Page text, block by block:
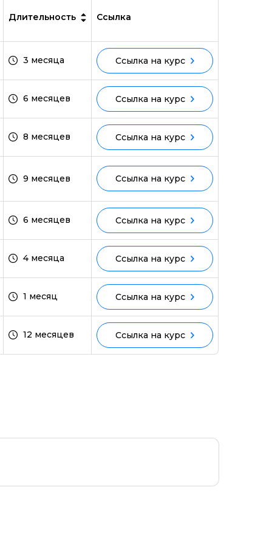
Длительность Ссылка
3 месяца Ссылка на курс
6 месяцев Ссылка на курс
8 месяцев Ссылка на курс
9 месяцев Ссылка на курс
6 месяцев Ссылка на курс
4 месяца Ссылка на курс
1 месяц Ссылка на курс
12 месяцев Ссылка на курс